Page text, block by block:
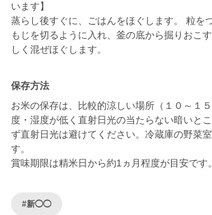
います】
蒸らし後すぐに、ごはんをほぐします。 粒を
もじを切るように入れ、釜の底から掘りおこ
しく混ぜほぐします。
保存方法
お米の保存は、比較的涼しい場所（１０～１
度・湿度が低く直射日光の当たらない暗いと
ず直射日光は避けてください。冷蔵庫の野菜
す。
賞味期限は精米日から約1ヵ月程度が目安です。
#新◯◯